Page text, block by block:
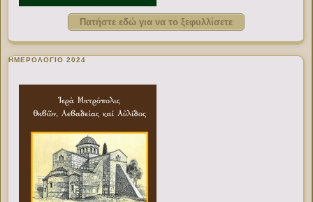
Πατήστε εδώ για να το ξεφυλλίσετε
ΗΜΕΡΟΛΟΓΙΟ 2024